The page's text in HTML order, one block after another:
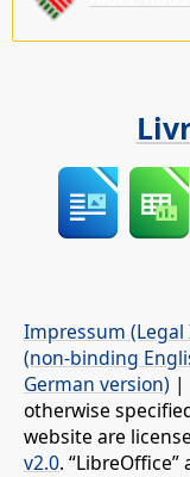
Impressum (Legal
(non-binding
German version) |
otherwise
website are
v2.0.